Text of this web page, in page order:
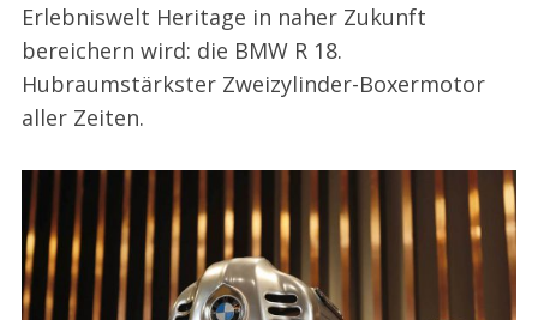
Erlebniswelt Heritage in naher Zukunft
bereichern wird: die BMW R 18.
Hubraumstärkster Zweizylinder-Boxermotor
aller Zeiten.